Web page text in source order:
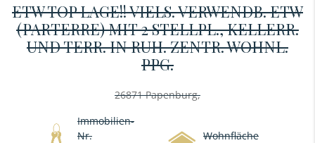
ETW TOP LAGE!! VIELS. VERWENDB. ETW
(PARTERRE) MIT 2 STELLPL., KELLERR.
UND TERR. IN RUH. ZENTR. WOHNL.
PPG.
26871 Papenburg,
Immobilien-
Nr.
Wohnfläche